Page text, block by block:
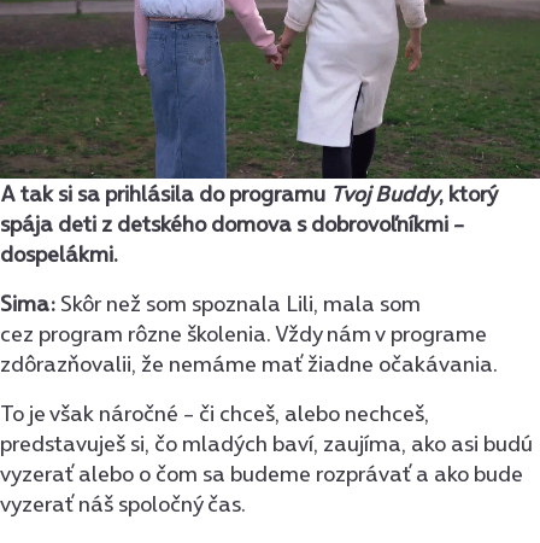
A tak si sa prihlásila do programu Tvoj Buddy, ktorý
spája deti z detského domova s dobrovoľníkmi –
dospelákmi.
Sima: Skôr než som spoznala Lili, mala som
cez program rôzne školenia. Vždy nám v programe
zdôrazňovalii, že nemáme mať žiadne očakávania.
To je však náročné – či chceš, alebo nechceš,
predstavuješ si, čo mladých baví, zaujíma, ako asi budú
vyzerať alebo o čom sa budeme rozprávať a ako bude
vyzerať náš spoločný čas.